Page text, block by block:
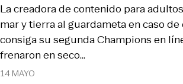
14 MAYO
La creadora de contenido para
mar y tierra al guardameta en caso de
consiga su segunda Champions en
frenaron en seco…